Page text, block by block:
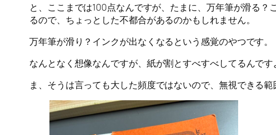
と、ここまでは100点なんですが、たまに、万年筆が滑る
るので、ちょっとした不都合があるのかもしれません。
万年筆が滑り？インクが出なくなるという感覚のやつです。
なんとなく想像なんですが、紙が割とすべすべしてるんで
ま、そうは言っても大した頻度ではないので、無視できる範